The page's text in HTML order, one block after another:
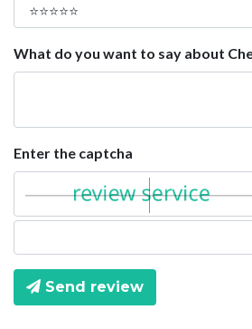
What do you want to say about
Enter the captcha
Send review